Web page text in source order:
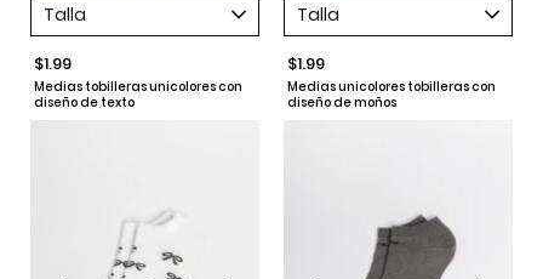
Talla
$1.99
Medias tobilleras unicolores con
diseño de texto
Talla
$1.99
Medias unicolores tobilleras con
diseño de moños